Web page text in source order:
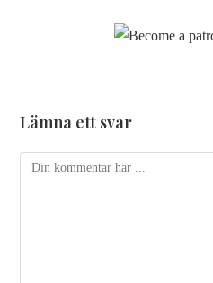
Lämna ett svar